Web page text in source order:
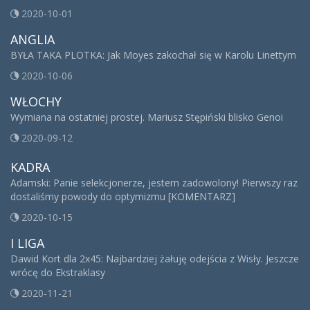
2020-10-01
ANGLIA
BYŁA TAKA PLOTKA: Jak Moyes zakochał się w Karolu Linettym
2020-10-06
WŁOCHY
Wymiana na ostatniej prostej. Mariusz Stępiński blisko Genoi
2020-09-12
KADRA
Adamski: Panie selekcjonerze, jestem zadowolony! Pierwszy raz
dostaliśmy powody do optymizmu [KOMENTARZ]
2020-10-15
I LIGA
Dawid Kort dla 2x45: Najbardziej żałuję odejścia z Wisły. Jeszcze
wrócę do Ekstraklasy
2020-11-21